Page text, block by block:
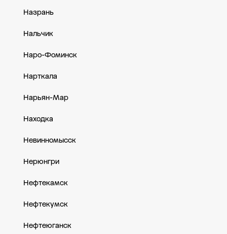
Назрань
Нальчик
Наро-Фоминск
Нарткала
Нарьян-Мар
Находка
Невинномысск
Нерюнгри
Нефтекамск
Нефтекумск
Нефтеюганск